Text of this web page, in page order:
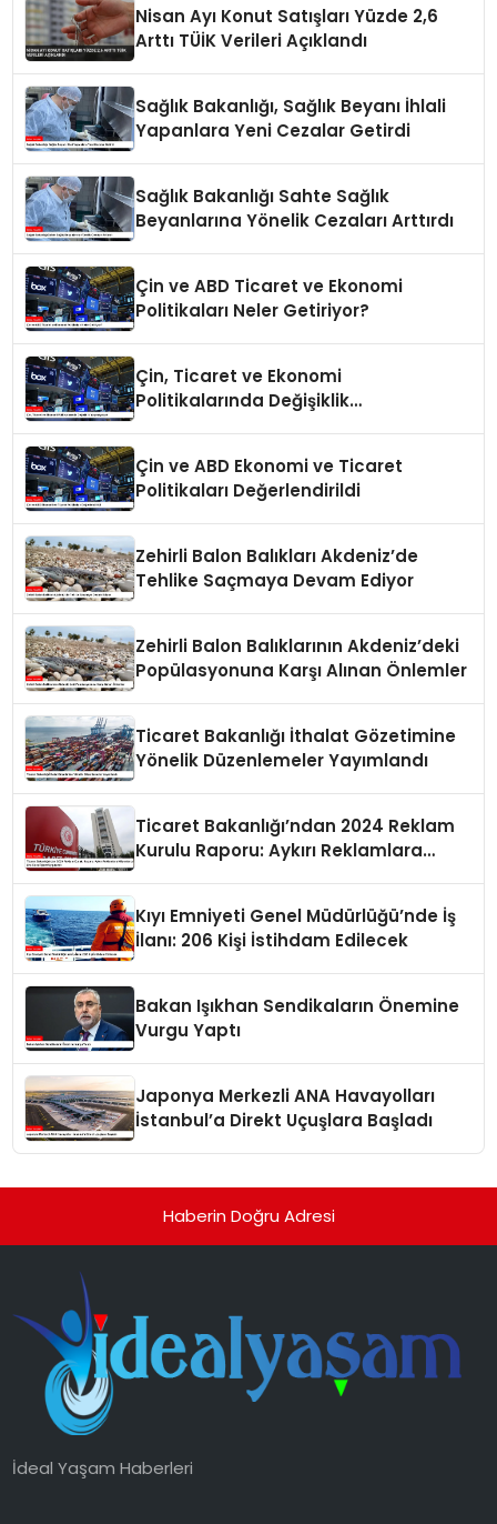
Nisan Ayı Konut Satışları Yüzde 2,6
Arttı TÜİK Verileri Açıklandı
Sağlık Bakanlığı, Sağlık Beyanı İhlali
Yapanlara Yeni Cezalar Getirdi
Sağlık Bakanlığı Sahte Sağlık
Beyanlarına Yönelik Cezaları Arttırdı
Çin ve ABD Ticaret ve Ekonomi
Politikaları Neler Getiriyor?
Çin, Ticaret ve Ekonomi
Politikalarında Değişiklik
Çin ve ABD Ekonomi ve Ticaret
Politikaları Değerlendirildi
Zehirli Balon Balıkları Akdeniz’de
Tehlike Saçmaya Devam Ediyor
Zehirli Balon Balıklarının Akdeniz’deki
Popülasyonuna Karşı Alınan Önlemler
Ticaret Bakanlığı İthalat Gözetimine
Yönelik Düzenlemeler Yayımlandı
Ticaret Bakanlığı’ndan 2024 Reklam
Kurulu Raporu: Aykırı Reklamlara
Kıyı Emniyeti Genel Müdürlüğü’nde İş
İlanı: 206 Kişi İstihdam Edilecek
Bakan Işıkhan Sendikaların Önemine
Vurgu Yaptı
Japonya Merkezli ANA Havayolları
İstanbul’a Direkt Uçuşlara Başladı
Haberin Doğru Adresi
İdeal Yaşam Haberleri